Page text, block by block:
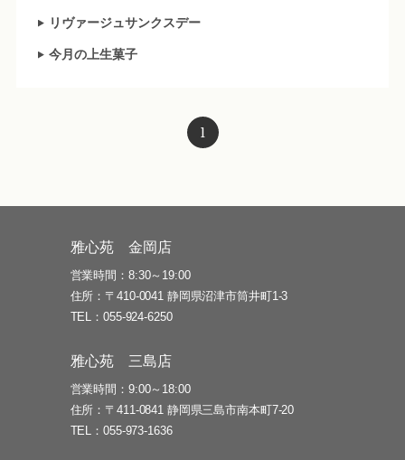
リヴァージュサンクスデー
今月の上生菓子
1
雅心苑 金岡店
営業時間
8:30～19:00
住所
〒410-0041 静岡県沼津市筒井町1-3
TEL
055-924-6250
雅心苑 三島店
営業時間
9:00～18:00
住所
〒411-0841 静岡県三島市南本町7-20
TEL
055-973-1636